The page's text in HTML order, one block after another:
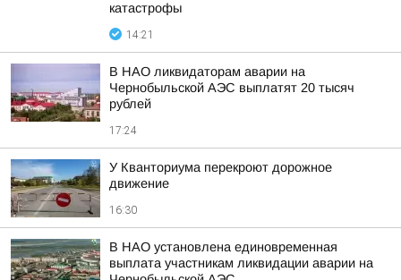
катастрофы
14:21
В НАО ликвидаторам аварии на
Чернобыльской АЭС выплатят 20 тысяч
рублей
17:24
У Кванториума перекроют дорожное
движение
16:30
В НАО установлена единовременная
выплата участникам ликвидации аварии на